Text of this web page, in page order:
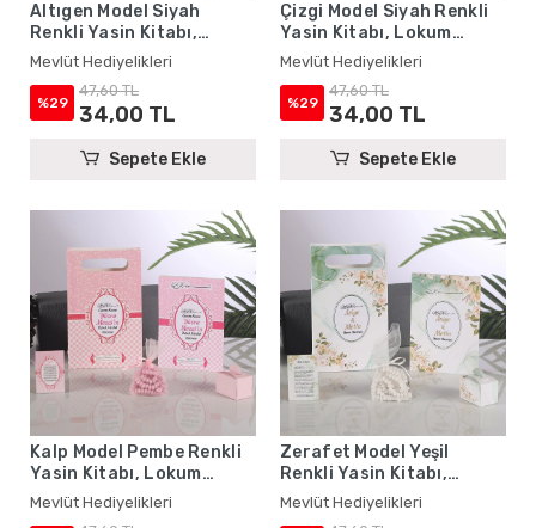
Altıgen Model Siyah
Renkli Yasin Kitabı,
Lokum Kutusu, Magnet,
Karton Çanta ve Tesbih -
Mevlüt Hediyelikleri
Mevlüt Hediyelikleri
%29
47,60 TL
34,00 TL
Sepete Ekle
Çizgi Model Siyah Renkli
Yasin Kitabı, Lokum
Kutusu, Magnet, Karton
Çanta ve Tesbih - Mevlüt
Hediyelikleri
Mevlüt Hediyelikleri
%29
47,60 TL
34,00 TL
Sepete Ekle
Kalp Model Pembe Renkli
Yasin Kitabı, Lokum
Kutusu, Magnet, Karton
Çanta ve Tesbih - Mevlüt
Mevlüt Hediyelikleri
Zerafet Model Yeşil
Renkli Yasin Kitabı,
Lokum Kutusu, Magnet,
Karton Çanta ve Tesbih -
Mevlüt Hediyelikleri